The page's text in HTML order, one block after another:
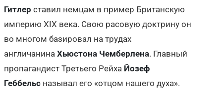
Гитлер ставил немцам в пример Британскую
империю XIX века. Свою расовую доктрину он
во многом базировал на трудах
англичанина Хьюстона Чемберлена. Главный
пропагандист Третьего Рейха Йозеф
Геббельс называл его «отцом нашего духа».